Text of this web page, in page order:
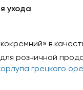
ухода
в
розничной